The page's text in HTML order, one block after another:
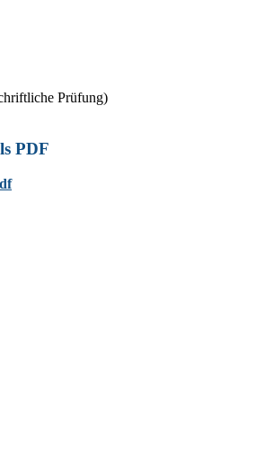
Prüfung)
PDF